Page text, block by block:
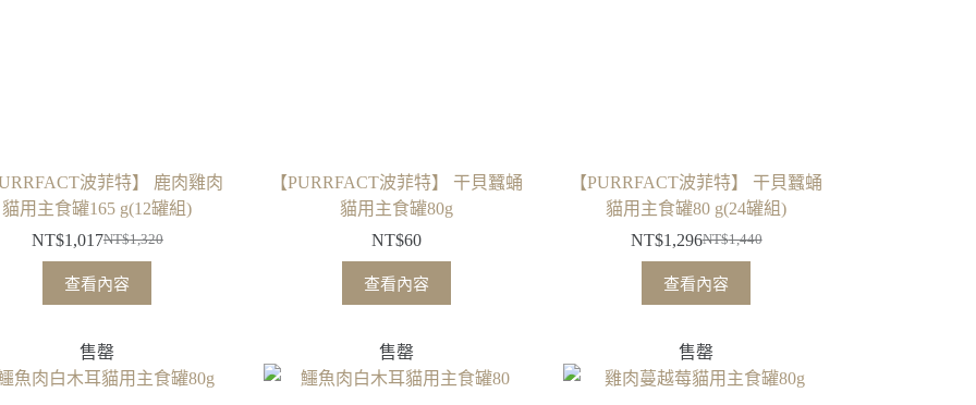
波菲特】 鹿肉雞肉
貓用主食罐165 g(12罐組)
NT$1,320
始
價
NT$1,320。
NT$1,017
前
價
NT$1,017。
查看內容
【PURRFACT波菲特】 干貝蠶蛹
貓用主食罐80g
NT$60
查看內容
【PURRFACT波菲特】 干貝蠶蛹
貓用主食罐80 g(24罐組)
NT$1,440
始
價
NT$1,440。
NT$1,296
前
價
NT$1,296。
查看內容
售罄 售罄 售罄